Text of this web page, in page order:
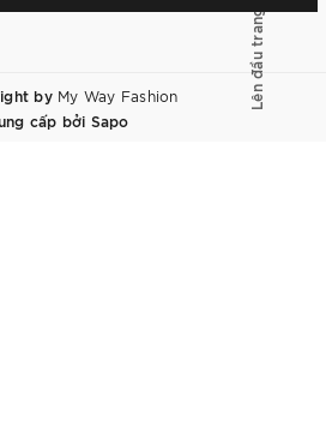
by My Way Fashion
cấp bởi Sapo
Lên đầu trang